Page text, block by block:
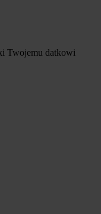
Twojemu datkowi